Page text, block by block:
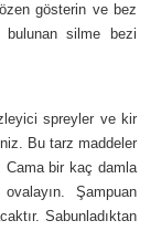
gösterin ve bez
silme bezi
spreyler ve kir
Bu tarz maddeler
bir kaç damla
Şampuan
Sabunladıktan